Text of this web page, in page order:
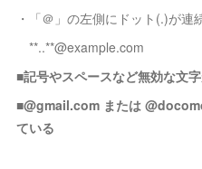
・「＠」の左側にドット(.)が連
**..**@example.com
■記号やスペースなど無効な文
■@gmail.com または
ている